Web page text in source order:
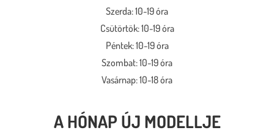
Szerda: 10-19 óra
Csütörtök: 10-19 óra
Péntek: 10-19 óra
Szombat: 10-19 óra
Vasárnap: 10-18 óra
A HÓNAP ÚJ MODELLJE